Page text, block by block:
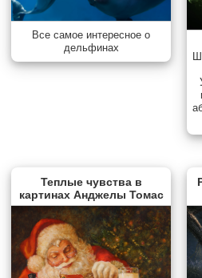
Все самое интересное о
дельфинах
Теплые чувства в
картинах Анджелы Томас